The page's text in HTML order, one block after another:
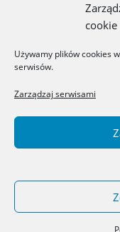
cookie
Używamy plików cookies
serwisów.
Zarządzaj serwisami
recenzje i
Theme: ColorMag